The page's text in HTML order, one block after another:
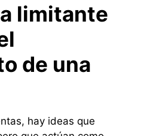
limitante
de una
hay ideas que